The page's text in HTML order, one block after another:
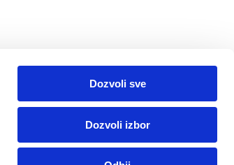
Dozvoli sve
Dozvoli izbor